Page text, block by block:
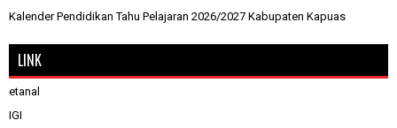
Kalender Pendidikan Tahu Pelajaran 2026/2027 Kabupaten Kapuas
LINK
etanal
IGI